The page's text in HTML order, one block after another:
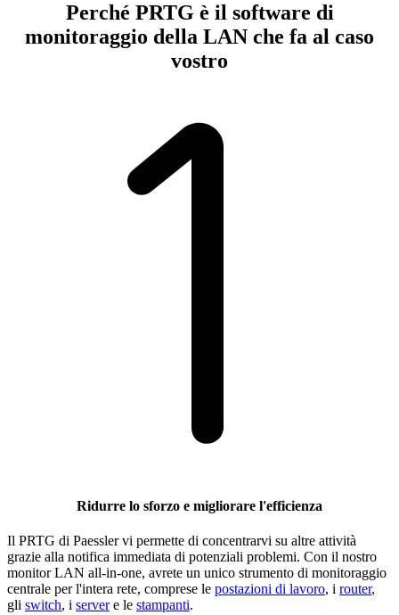
Perché PRTG è il software di
monitoraggio della LAN che fa al caso
vostro
Ridurre lo sforzo e migliorare l'efficienza
Il PRTG di Paessler vi permette di concentrarvi su altre attività
grazie alla notifica immediata di potenziali problemi. Con il nostro
monitor LAN all-in-one, avrete un unico strumento di monitoraggio
centrale per l'intera rete, comprese le postazioni di lavoro, i router,
gli switch, i servere le stampanti.